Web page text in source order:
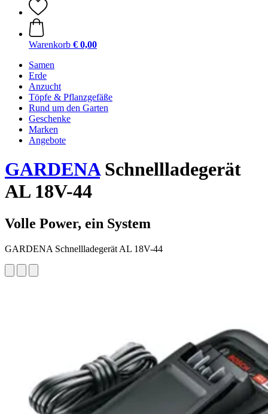
Warenkorb € 0,00
Samen
Erde
Anzucht
Töpfe & Pflanzgefäße
Rund um den Garten
Geschenke
Marken
Angebote
GARDENASchnellladegerät
AL 18V-44
Volle Power, ein System
GARDENA Schnellladegerät AL 18V-44